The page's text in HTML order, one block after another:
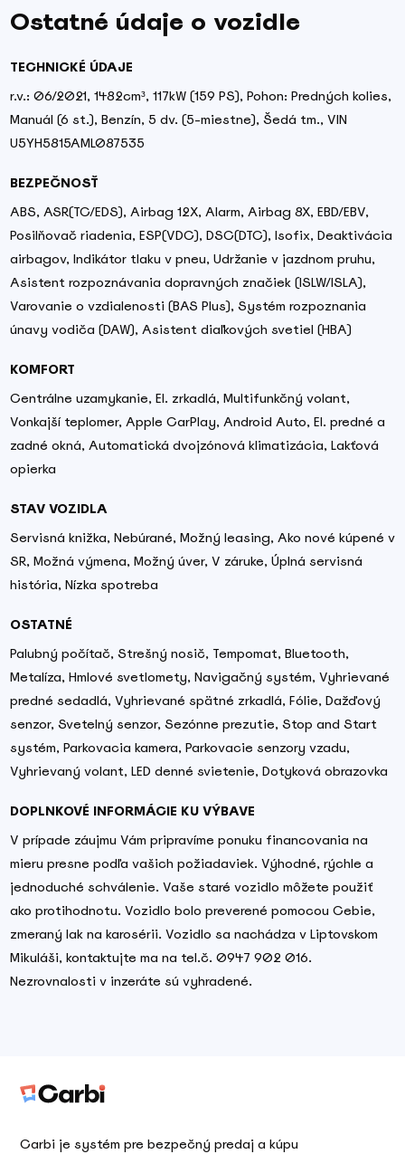
Ostatné údaje o vozidle
TECHNICKÉ ÚDAJE
r.v.: 06/2021, 1482cm³, 117kW (159 PS), Pohon: Predných kolies,
Manuál (6 st.), Benzín, 5 dv. (5-miestne), Šedá tm., VIN
U5YH5815AML087535
BEZPEČNOSŤ
ABS, ASR(TC/EDS), Airbag 12X, Alarm, Airbag 8X, EBD/EBV,
Posilňovač riadenia, ESP(VDC), DSC(DTC), Isofix, Deaktivácia
airbagov, Indikátor tlaku v pneu, Udržanie v jazdnom pruhu,
Asistent rozpoznávania dopravných značiek (ISLW/ISLA),
Varovanie o vzdialenosti (BAS Plus), Systém rozpoznania
únavy vodiča (DAW), Asistent diaľkových svetiel (HBA)
KOMFORT
Centrálne uzamykanie, El. zrkadlá, Multifunkčný volant,
Vonkajší teplomer, Apple CarPlay, Android Auto, El. predné a
zadné okná, Automatická dvojzónová klimatizácia, Lakťová
opierka
STAV VOZIDLA
Servisná knižka, Nebúrané, Možný leasing, Ako nové kúpené v
SR, Možná výmena, Možný úver, V záruke, Úplná servisná
história, Nízka spotreba
OSTATNÉ
Palubný počítač, Strešný nosič, Tempomat, Bluetooth,
Metalíza, Hmlové svetlomety, Navigačný systém, Vyhrievané
predné sedadlá, Vyhrievané spätné zrkadlá, Fólie, Dažďový
senzor, Svetelný senzor, Sezónne prezutie, Stop and Start
systém, Parkovacia kamera, Parkovacie senzory vzadu,
Vyhrievaný volant, LED denné svietenie, Dotyková obrazovka
DOPLNKOVÉ INFORMÁCIE KU VÝBAVE
V prípade záujmu Vám pripravíme ponuku financovania na
mieru presne podľa vašich požiadaviek. Výhodné, rýchle a
jednoduché schválenie. Vaše staré vozidlo môžete použiť
ako protihodnotu. Vozidlo bolo preverené pomocou Cebie,
zmeraný lak na karosérii. Vozidlo sa nachádza v Liptovskom
Mikuláši, kontaktujte ma na tel.č. 0947 902 016.
Nezrovnalosti v inzeráte sú vyhradené.
Carbi je systém pre bezpečný predaj a kúpu